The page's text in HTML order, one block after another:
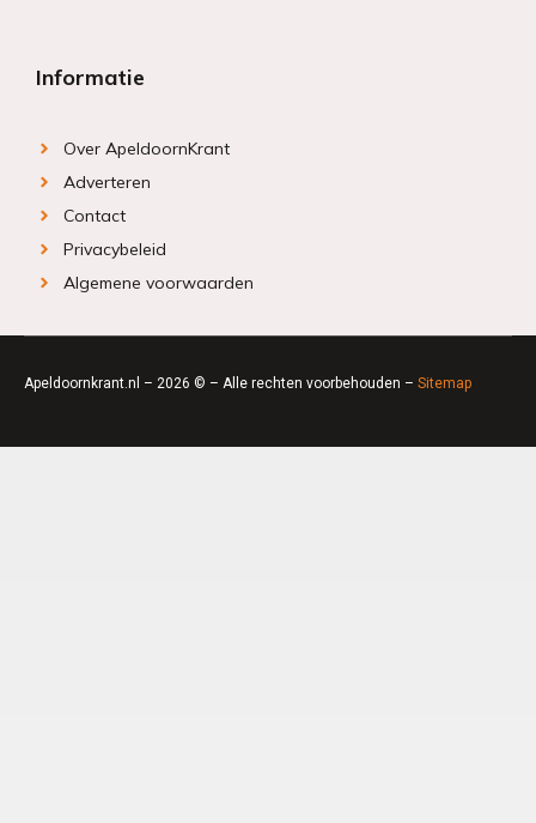
Informatie
Over ApeldoornKrant
Adverteren
Contact
Privacybeleid
Algemene voorwaarden
Apeldoornkrant.nl – 2026 © – Alle rechten voorbehouden – Sitemap